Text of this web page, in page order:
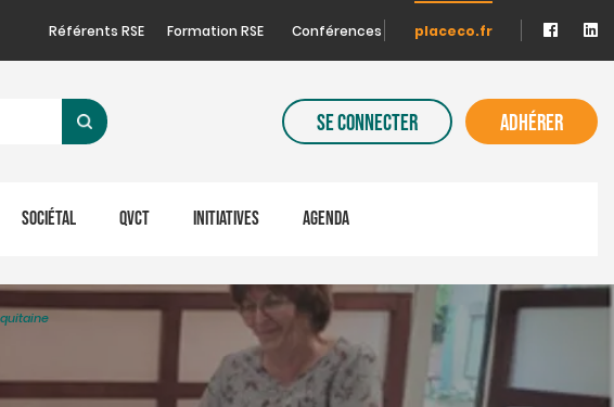
Référents RSE Formation RSE Conférences placeco.fr
SE CONNECTER ADHÉRER
SOCIÉTAL QVCT INITIATIVES AGENDA